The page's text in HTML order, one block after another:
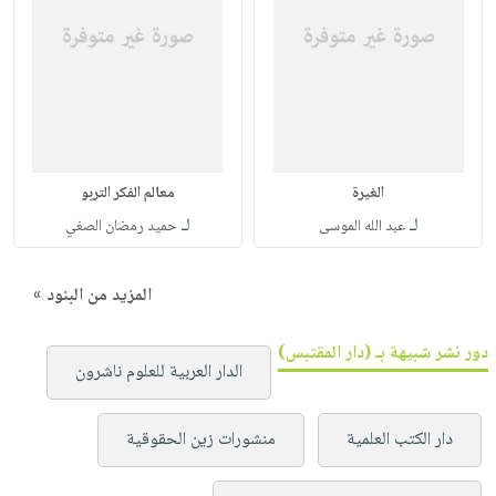
الغيرة
لـعبد الله الموسى
معالم الفكر التربو
لـحميد رمضان الصغي
المزيد من البنود »
دور نشر شبيهة بـ (دار المقتبس)
الدار العربية للعلوم ناشرون
دار الكتب العلمية منشورات زين الحقوقية